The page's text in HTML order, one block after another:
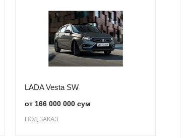
LADA Vesta SW
от 166 000 000 сум
ПОД ЗАКАЗ